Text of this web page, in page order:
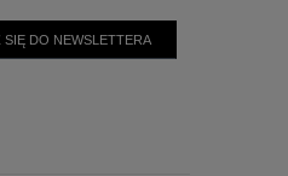
SIĘ DO NEWSLETTERA